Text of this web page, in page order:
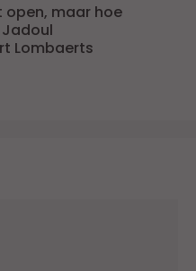
open, maar hoe
Lombaerts